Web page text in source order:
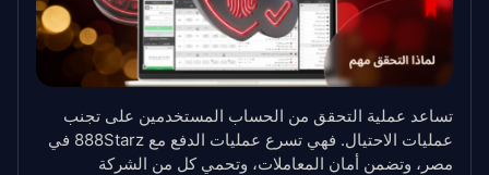
تساعد عملية التحقق من الحساب المستخدمين على تجنب
عمليات الاحتيال. فهي تسرع عمليات الدفع مع 888Starz في
مصر، وتضمن أمان المعاملات، وتحمي كل من الشركة